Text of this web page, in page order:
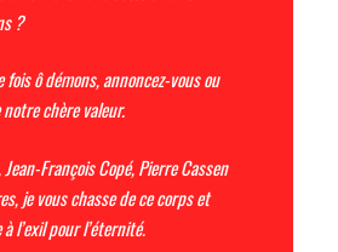
?
fois ô démons, annoncez-vous ou
chère valeur.
François Copé, Pierre Cassen
je vous chasse de ce corps et
l’exil pour l’éternité.